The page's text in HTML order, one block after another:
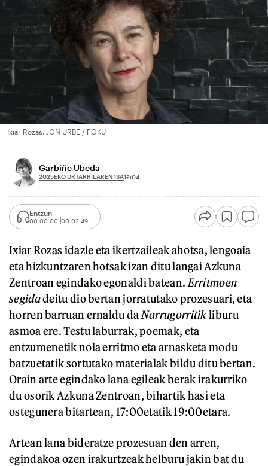
Ixiar Rozas. JON URBE / FOKU
Garbiñe Ubeda
2025EKO URTARRILAREN 13A12:04
Entzun
00:00:00 00:02:49
Ixiar Rozas idazle eta ikertzaileak ahotsa, lengoaia
eta hizkuntzaren hotsak izan ditu langai Azkuna
Zentroan egindako egonaldi batean. Erritmoen
segidadeitu dio bertan jorratutako prozesuari, eta
horren barruan ernaldu da Narrugorritikliburu
asmoa ere. Testu laburrak, poemak, eta
entzumenetik nola erritmo eta arnasketa modu
batzuetatik sortutako materialak bildu ditu bertan.
Orain arte egindako lana egileak berak irakurriko
du osorik Azkuna Zentroan, bihartik hasi eta
ostegunera bitartean, 17:00etatik 19:00etara.
Artean lana bideratze prozesuan den arren,
egindakoa ozen irakurtzeak helburu jakin bat du